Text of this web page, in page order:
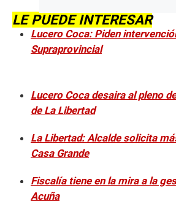
LE PUEDE INTERESAR
Lucero Coca: Piden
Supraprovincial
Lucero Coca desaira al pleno
de La Libertad
La Libertad: Alcalde solicita
Casa Grande
Fiscalía tiene en la mira a la
Acuña